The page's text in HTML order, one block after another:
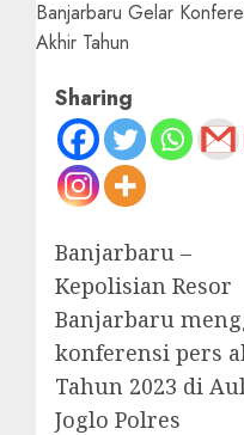
Sharing
Banjarbaru –
Kepolisian Resor
Banjarbaru
konferensi pers
Tahun 2023 di
Joglo Polres